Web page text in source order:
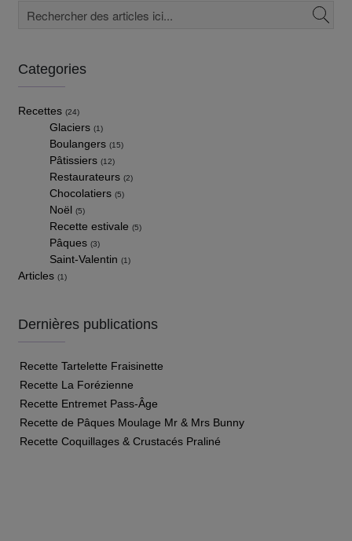
FAVORIS
Categories
Recettes(24)
Glaciers(1)
Boulangers(15)
Pâtissiers(12)
Restaurateurs(2)
Chocolatiers(5)
Noël(5)
Recette estivale(5)
Pâques(3)
Saint-Valentin(1)
Articles(1)
Dernières publications
Recette Tartelette Fraisinette
Recette La Forézienne
Recette Entremet Pass-Âge
Recette de Pâques Moulage Mr & Mrs Bunny
Recette Coquillages & Crustacés Praliné